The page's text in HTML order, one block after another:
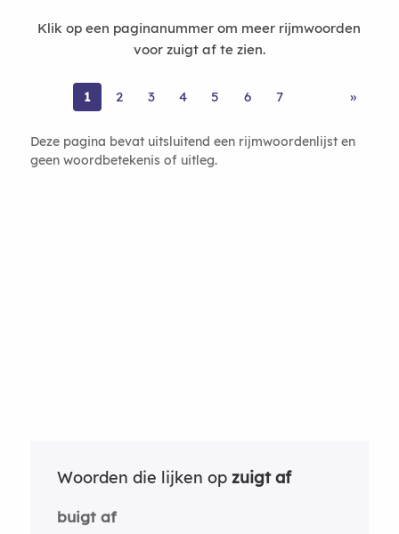
Klik op een paginanummer om meer rijmwoorden
voor zuigt af te zien.
1 2 3 4 5 6 7 »
Deze pagina bevat uitsluitend een rijmwoordenlijst en
geen woordbetekenis of uitleg.
Woorden die lijken op zuigt af
buigt af